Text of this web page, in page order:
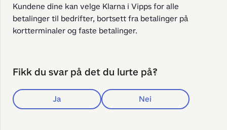
Kundene dine kan velge Klarna i Vipps for alle
betalinger til bedrifter, bortsett fra betalinger på
kortterminaler og faste betalinger.
Fikk du svar på det du lurte på?
Ja Nei